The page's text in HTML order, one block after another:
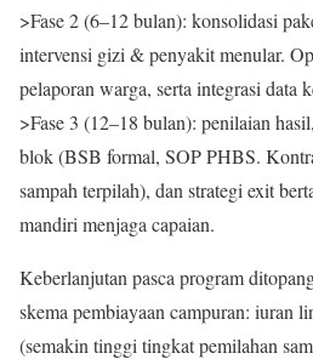
>Fase 2 (6–12 bulan): konsolidasi
intervensi gizi & penyakit menular.
pelaporan warga, serta integrasi data
>Fase 3 (12–18 bulan): penilaian
blok (BSB formal, SOP PHBS.
sampah terpilah), dan strategi exit
mandiri menjaga capaian.
Keberlanjutan pasca program
skema pembiayaan campuran: iuran
(semakin tinggi tingkat pemilahan